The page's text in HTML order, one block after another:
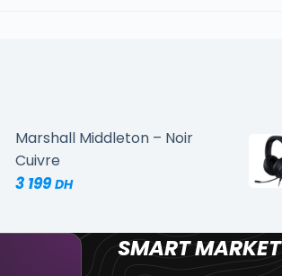
Marshall Middleton – Noir
Cuivre
3 199
SMART MARKET